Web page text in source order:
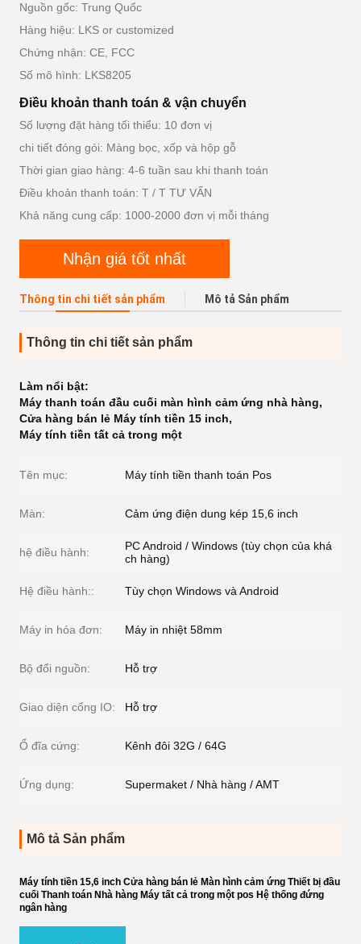
Nguồn gốc: Trung Quốc
Hàng hiệu: LKS or customized
Chứng nhận: CE, FCC
Số mô hình: LKS8205
Điều khoản thanh toán & vận chuyển
Số lượng đặt hàng tối thiểu: 10 đơn vị
chi tiết đóng gói: Màng bọc, xốp và hộp gỗ
Thời gian giao hàng: 4-6 tuần sau khi thanh toán
Điều khoản thanh toán: T / T TƯ VẤN
Khả năng cung cấp: 1000-2000 đơn vị mỗi tháng
Nhận giá tốt nhất
Thông tin chi tiết sản phẩm Mô tả Sản phẩm
Thông tin chi tiết sản phẩm
Làm nổi bật:
Máy thanh toán đầu cuối màn hình cảm ứng nhà hàng,
Cửa hàng bán lẻ Máy tính tiền 15 inch,
Máy tính tiền tất cả trong một
Tên mục: Máy tính tiền thanh toán Pos
Màn: Cảm ứng điện dung kép 15,6 inch
hệ điều hành:
PC Android / Windows (tùy chọn của khá
ch hàng)
Hệ điều hành:: Tùy chọn Windows và Android
Máy in hóa đơn: Máy in nhiệt 58mm
Bộ đổi nguồn: Hỗ trợ
Giao diện cổng IO: Hỗ trợ
Ổ đĩa cứng: Kênh đôi 32G / 64G
Ứng dụng: Supermaket / Nhà hàng / AMT
Mô tả Sản phẩm
Máy tính tiền 15,6 inch Cửa hàng bán lẻ Màn hình cảm ứng Thiết bị đầu
cuối Thanh toán Nhà hàng Máy tất cả trong một pos Hệ thống đứng
ngân hàng